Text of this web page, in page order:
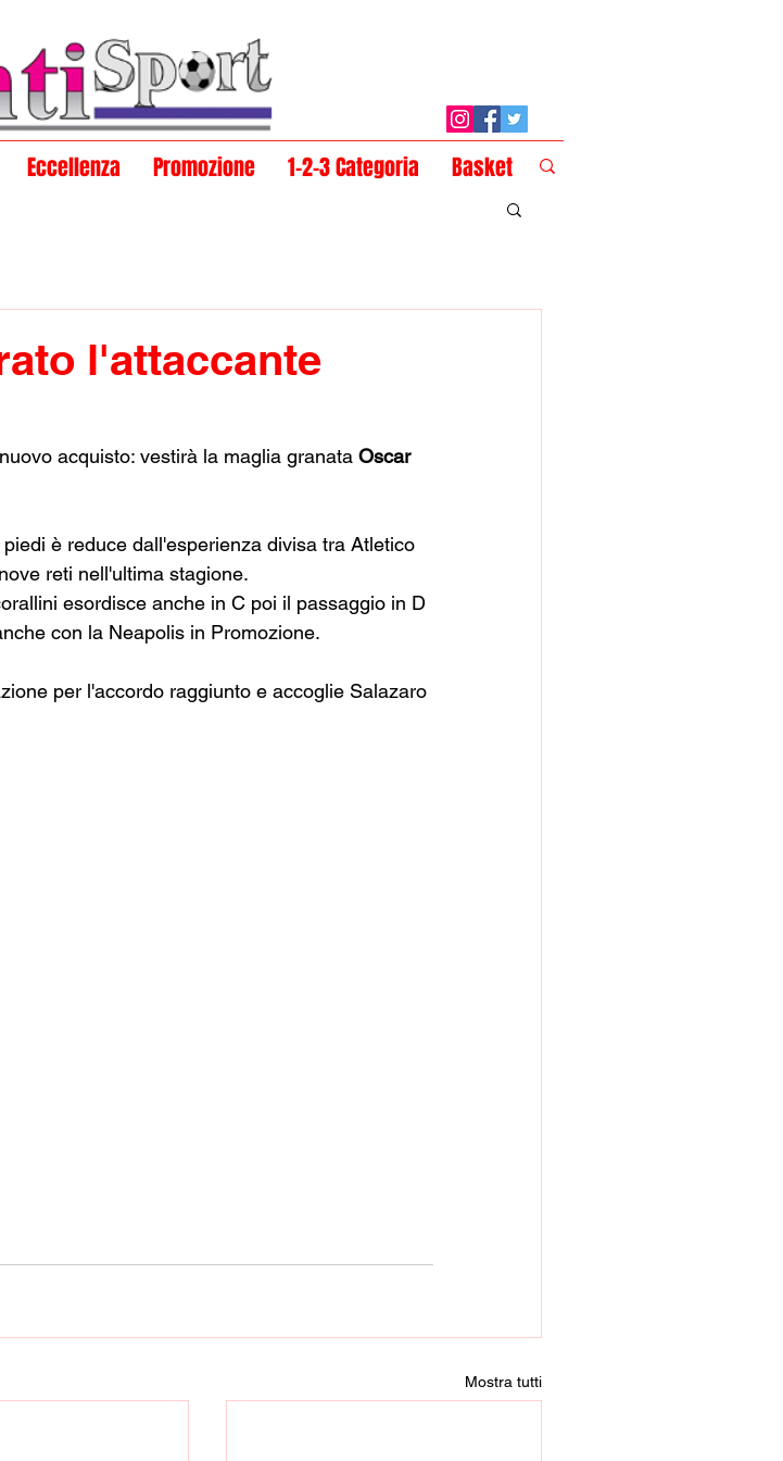
Eccellenza Promozione 1-2-3 Categoria Basket
l'attaccante
acquisto: vestirà la maglia granata Oscar
è reduce dall'esperienza divisa tra Atletico
reti nell'ultima stagione.
esordisce anche in C poi il passaggio in D
con la Neapolis in Promozione.
per l'accordo raggiunto e accoglie Salazaro
Mostra tutti